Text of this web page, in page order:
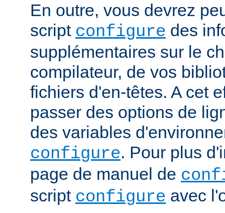
En outre, vous devrez
script configure des
supplémentaires sur le
compilateur, de vos
fichiers d'en-têtes. A cet
passer des options de
des variables
configure. Pour plus
page de manuel de
script configure avec